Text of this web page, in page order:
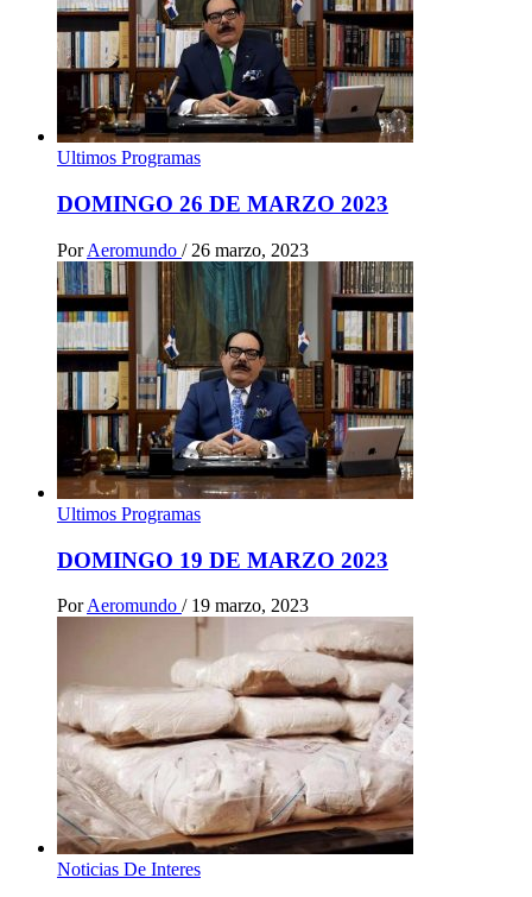
Ultimos Programas
DOMINGO 26 DE MARZO 2023
Por Aeromundo / 26 marzo, 2023
Ultimos Programas
DOMINGO 19 DE MARZO 2023
Por Aeromundo / 19 marzo, 2023
Noticias De Interes